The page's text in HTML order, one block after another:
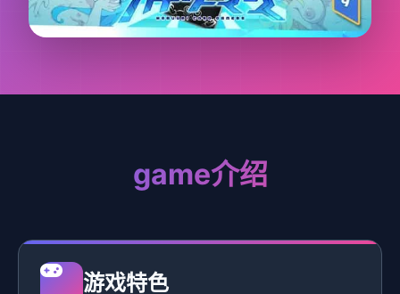
game介绍
游戏特色